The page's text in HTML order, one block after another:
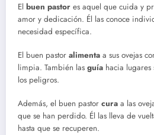
El buen pastor es aquel que cuida y
amor y dedicación. Él las conoce
necesidad específica.
El buen pastor alimenta a sus ovejas
limpia. También las guía hacia lugares
los peligros.
Además, el buen pastor cura a las
que se han perdido. Él las lleva de
hasta que se recuperen.